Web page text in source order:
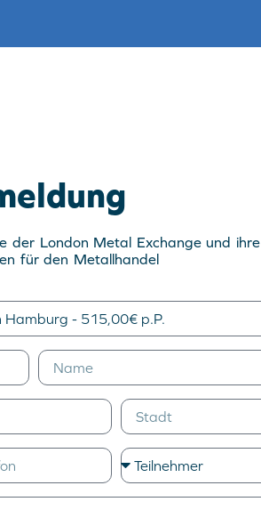
der London Metal Exchange und ihre
für den Metallhandel